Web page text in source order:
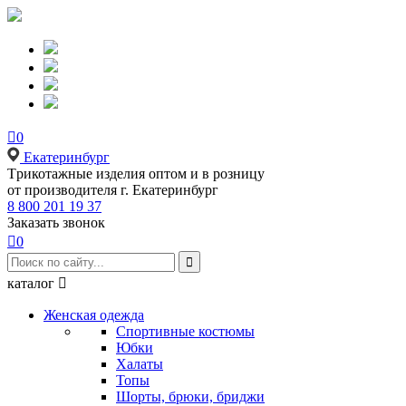
0
Екатеринбург
Tрикотажные изделия оптом и в розницу
от производителя г. Екатеринбург
8 800 201 19 37
Заказать звонок
0

каталог 
Женская одежда
Спортивные костюмы
Юбки
Халаты
Топы
Шорты, брюки, бриджи